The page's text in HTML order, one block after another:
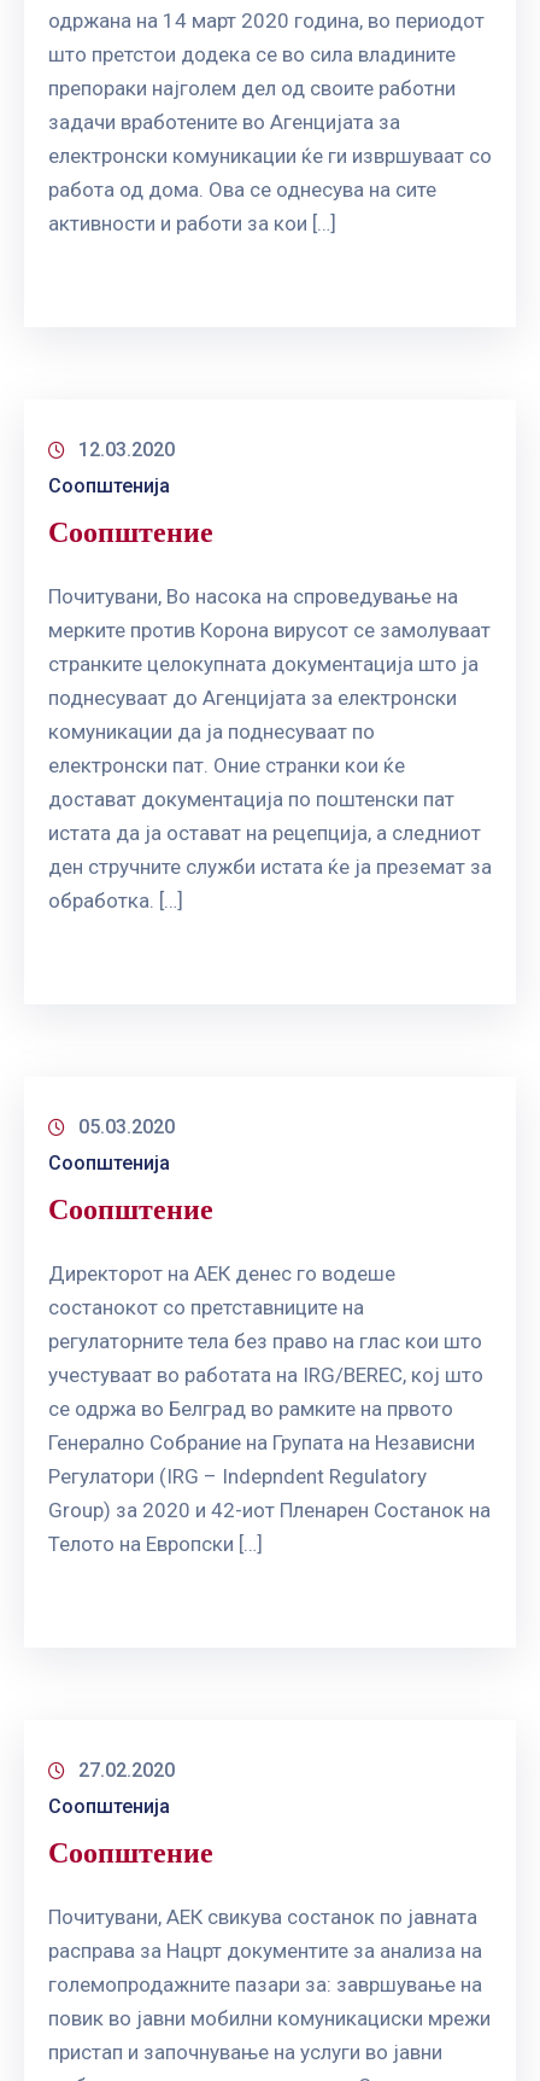
одржана на 14 март 2020 година, во периодот
што претстои додека се во сила владините
препораки најголем дел од своите работни
задачи вработените во Агенцијата за
електронски комуникации ќе ги извршуваат со
работа од дома. Ова се однесува на сите
активности и работи за кои […]
12.03.2020
Соопштенија
Соопштение
Почитувани, Во насока на спроведување на
мерките против Корона вирусот се замолуваат
странките целокупната документација што ја
поднесуваат до Агенцијата за електронски
комуникации да ја поднесуваат по
електронски пат. Оние странки кои ќе
достават документација по поштенски пат
истата да ја остават на рецепција, а следниот
ден стручните служби истата ќе ја преземат за
обработка. […]
05.03.2020
Соопштенија
Соопштение
Директорот на АЕК денес го водеше
состанокот со претставниците на
регулаторните тела без право на глас кои што
учестуваат во работата на IRG/BEREC, кој што
се одржа во Белград во рамките на првото
Генерално Собрание на Групата на Независни
Регулатори (IRG – Indepndent Regulatory
Group) за 2020 и 42-иот Пленарен Состанок на
Телото на Европски […]
27.02.2020
Соопштенија
Соопштение
Почитувани, АЕК свикува состанок по јавната
расправа за Нацрт документите за анализа на
големопродажните пазари за: завршување на
повик во јавни мобилни комуникациски мрежи
пристап и започнување на услуги во јавни